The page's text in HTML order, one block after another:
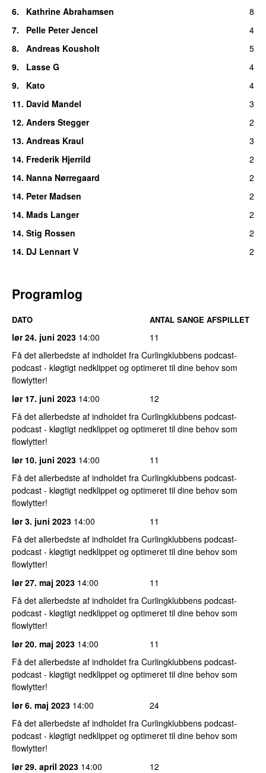
6.
Kathrine Abrahamsen
8
7.
Pelle Peter Jencel
4
8.
Andreas Kousholt
5
9.
Lasse G
4
9.
Kato
4
11. David Mandel
3
12. Anders Stegger
2
13. Andreas Kraul
3
14. Frederik Hjerrild
2
14. Nanna Nørregaard
2
14. Peter Madsen
2
14. Mads Langer
2
14. Stig Rossen
2
14. DJ Lennart V 2
Programlog
DATO ANTAL SANGE AFSPILLET
lør 24. juni 2023 14:00
11
Få det allerbedste af indholdet fra Curlingklubbens podcast-
podcast - kløgtigt nedklippet og optimeret til dine behov som
flowlytter!
lør 17. juni 2023 14:00
12
Få det allerbedste af indholdet fra Curlingklubbens podcast-
podcast - kløgtigt nedklippet og optimeret til dine behov som
flowlytter!
lør 10. juni 2023 14:00
11
Få det allerbedste af indholdet fra Curlingklubbens podcast-
podcast - kløgtigt nedklippet og optimeret til dine behov som
flowlytter!
lør 3. juni 2023 14:00
11
Få det allerbedste af indholdet fra Curlingklubbens podcast-
podcast - kløgtigt nedklippet og optimeret til dine behov som
flowlytter!
lør 27. maj 2023 14:00
11
Få det allerbedste af indholdet fra Curlingklubbens podcast-
podcast - kløgtigt nedklippet og optimeret til dine behov som
flowlytter!
lør 20. maj 2023 14:00
11
Få det allerbedste af indholdet fra Curlingklubbens podcast-
podcast - kløgtigt nedklippet og optimeret til dine behov som
flowlytter!
lør 6. maj 2023 14:00
24
Få det allerbedste af indholdet fra Curlingklubbens podcast-
podcast - kløgtigt nedklippet og optimeret til dine behov som
flowlytter!
lør 29. april 2023 14:00
12